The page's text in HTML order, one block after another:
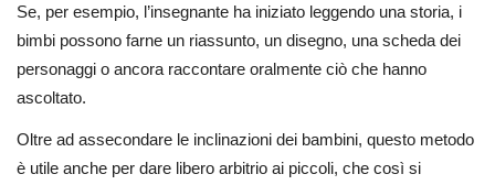
Se, per esempio, l’insegnante ha iniziato leggendo una storia, i
bimbi possono farne un riassunto, un disegno, una scheda dei
personaggi o ancora raccontare oralmente ciò che hanno
ascoltato.
Oltre ad assecondare le inclinazioni dei bambini, questo metodo
è utile anche per dare libero arbitrio ai piccoli, che così si